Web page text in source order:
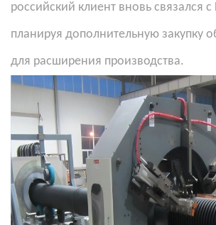
российский клиент вновь связался с
планируя дополнительную закупку
для расширения производства.